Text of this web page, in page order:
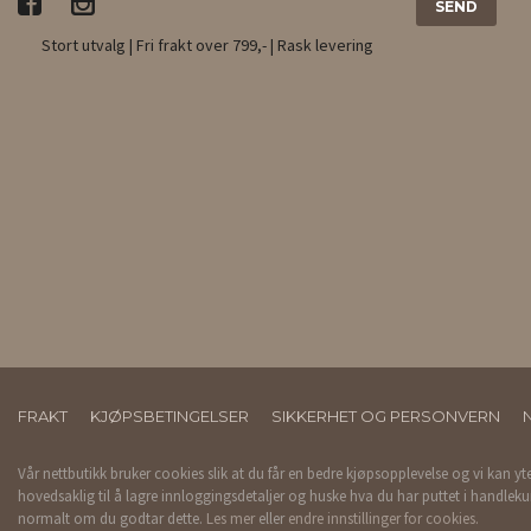
Stort utvalg | Fri frakt over 799,- | Rask levering
FRAKT KJØPSBETINGELSER SIKKERHET OG PERSONVERN
Vår nettbutikk bruker cookies slik at du får en bedre kjøpsopplevelse og vi kan
hovedsaklig til å lagre innloggingsdetaljer og huske hva du har puttet i
normalt om du godtar dette. Les mer eller endre innstillinger for cookies.